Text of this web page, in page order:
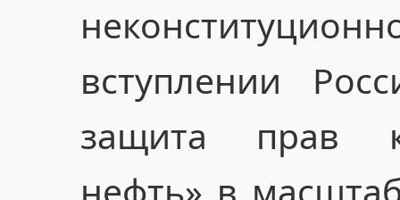
вступлении
защита прав